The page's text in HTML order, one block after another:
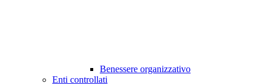
Benessere organizzativo
Enti controllati